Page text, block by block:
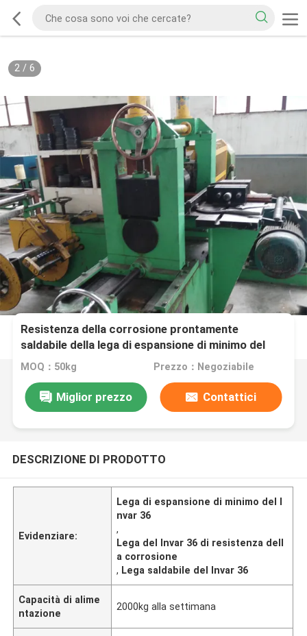
2/ 6
Resistenza della corrosione prontamente
saldabile della lega di espansione di minimo del
Invar 36
MOQ：50kg Prezzo：Negoziabile
Miglior prezzo Contattici
DESCRIZIONE DI PRODOTTO
Evidenziare:
Lega di espansione di minimo del I
nvar 36
,
Lega del Invar 36 di resistenza dell
a corrosione
, Lega saldabile del Invar 36
Capacità di alime
ntazione
2000kg alla settimana